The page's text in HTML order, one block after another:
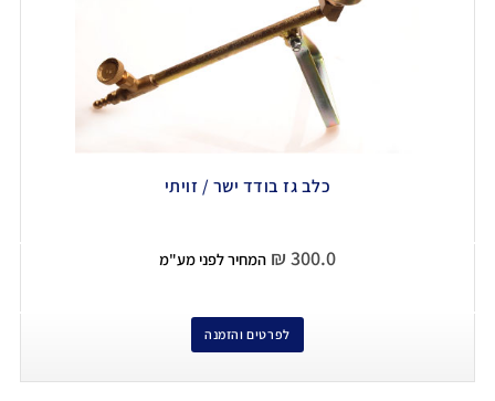
כלב גז בודד ישר / זויתי
₪ 300.0 המחיר לפני מע"מ
לפרטים והזמנה